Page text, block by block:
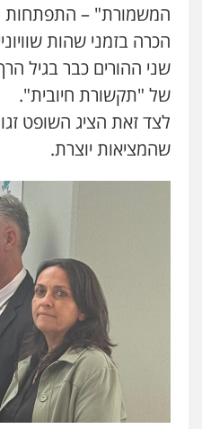
המשמורת" – התפתחות
הכרה בזמני שהות
שני ההורים כבר בגיל
של "תקשורת חיובית".
לצד זאת הציג השופט
שהמציאות יוצרת.